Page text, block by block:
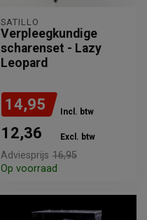
SATILLO
Verpleegkundige
scharenset - Lazy
Leopard
14,95 Incl. btw
12,36 Excl. btw
Adviesprijs 16,95
Op voorraad